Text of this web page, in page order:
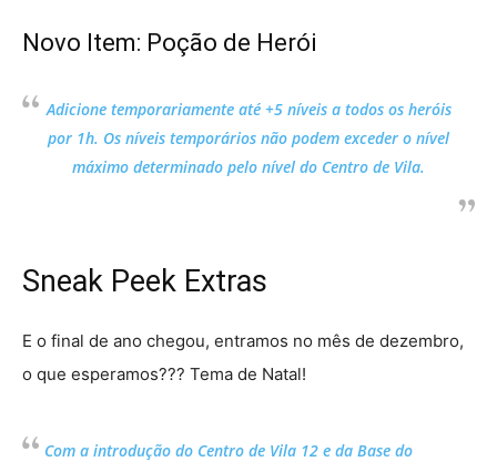
Novo Item: Poção de Herói
Adicione temporariamente até +5 níveis a todos os heróis
por 1h. Os níveis temporários não podem exceder o nível
máximo determinado pelo nível do Centro de Vila.
Sneak Peek Extras
E o final de ano chegou, entramos no mês de dezembro,
o que esperamos??? Tema de Natal!
Com a introdução do Centro de Vila 12 e da Base do